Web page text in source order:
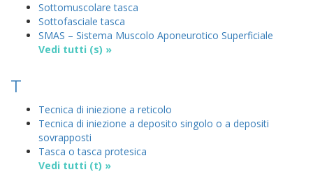
Sottomuscolare tasca
Sottofasciale tasca
SMAS – Sistema Muscolo Aponeurotico Superficiale
Vedi tutti (s) »
T
Tecnica di iniezione a reticolo
Tecnica di iniezione a deposito singolo o a depositi
sovrapposti
Tasca o tasca protesica
Vedi tutti (t) »